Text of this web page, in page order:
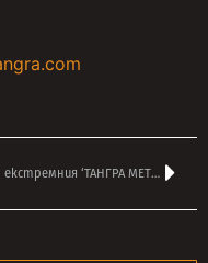
Днес в екстремния ‘ТАНГРА МЕТЪЛ ШОК’ на ВАСИЛ ВЪРБАНОВ от 14:00